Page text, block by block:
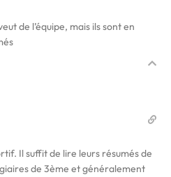
de l’équipe, mais ils sont en
Il suffit de lire leurs résumés de
de 3ème et généralement